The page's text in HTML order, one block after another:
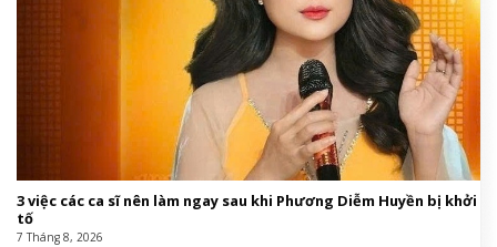
3 việc các ca sĩ nên làm ngay sau khi Phương Diễm Huyền bị khởi
tố
7 Tháng 8, 2026